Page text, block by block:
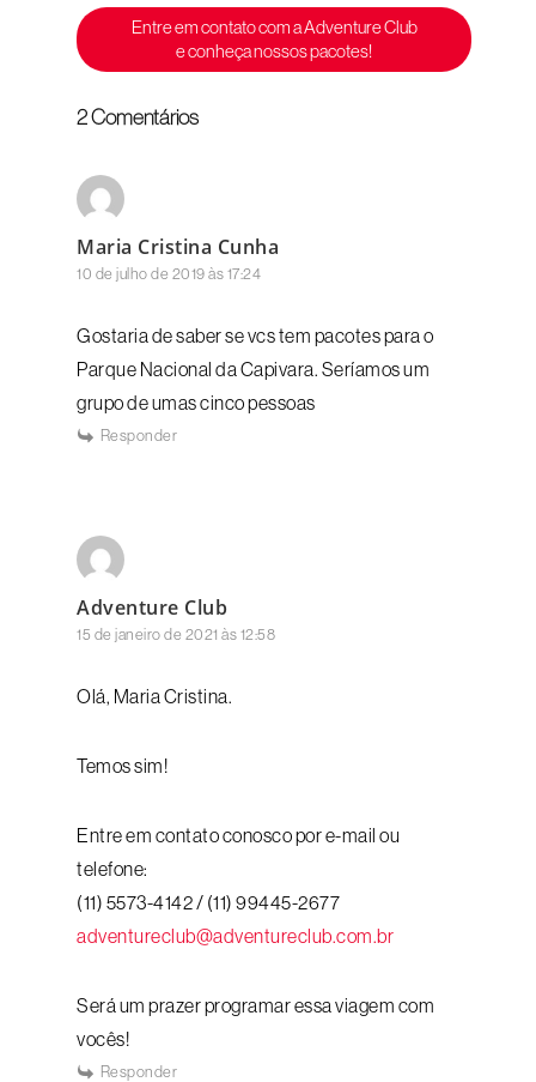
Entre em contato com a Adventure Club
e conheça nossos pacotes!
2 Comentários
Maria Cristina Cunha
10 de julho de 2019 às 17:24
Gostaria de saber se vcs tem pacotes para o
Parque Nacional da Capivara. Seríamos um
grupo de umas cinco pessoas
Responder
Adventure Club
15 de janeiro de 2021 às 12:58
Olá, Maria Cristina.
Temos sim!
Entre em contato conosco por e-mail ou
telefone:
(11) 5573-4142 / (11) 99445-2677
adventureclub@adventureclub.com.br
Será um prazer programar essa viagem com
vocês!
Responder